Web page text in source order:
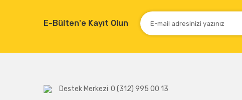
E-Bülten'e Kayıt Olun
Destek Merkezi 0 (312) 995 00 13